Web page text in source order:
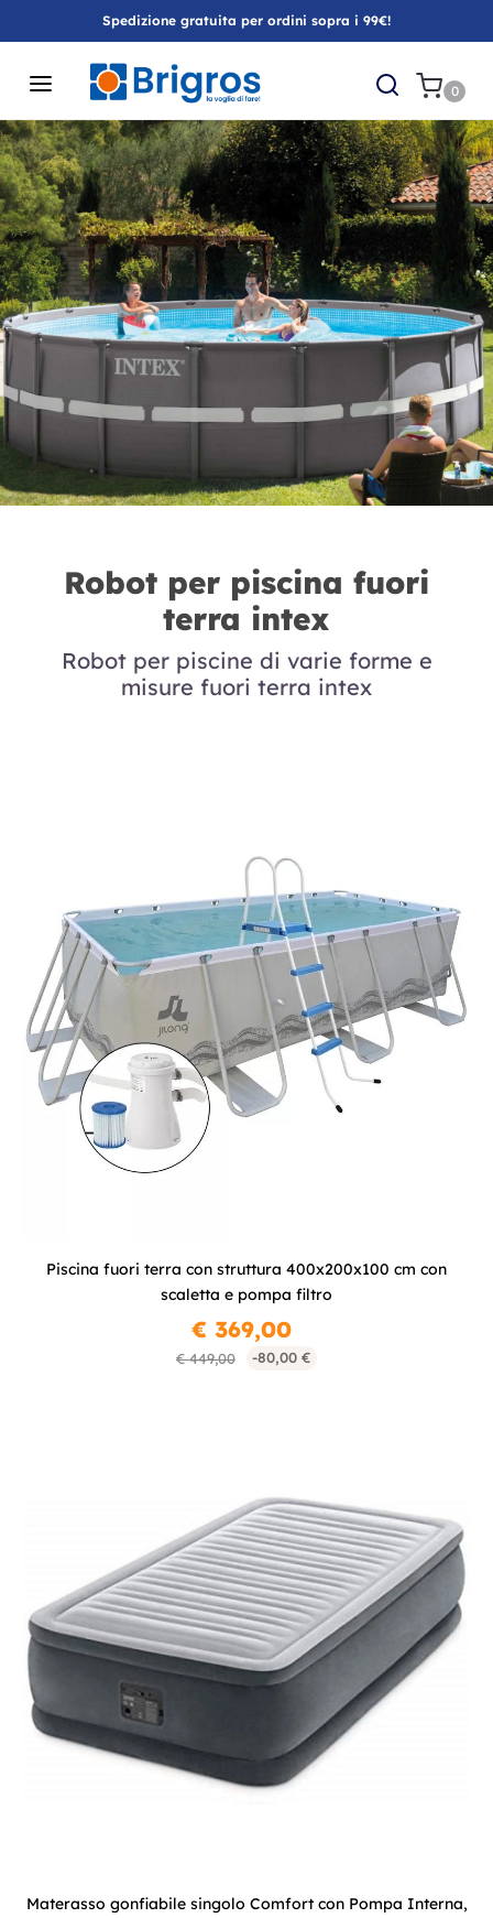
Spedizione gratuita per ordini sopra i 99€!
0
Robot per piscina fuori
terra intex
Robot per piscine di varie forme e
misure fuori terra intex
Piscina fuori terra con struttura 400x200x100 cm con
scaletta e pompa filtro
€ 449,00 -80,00 €
€ 369,00
Materasso gonfiabile singolo Comfort con Pompa Interna,